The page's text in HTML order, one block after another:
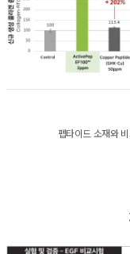
펩타이드 소재와